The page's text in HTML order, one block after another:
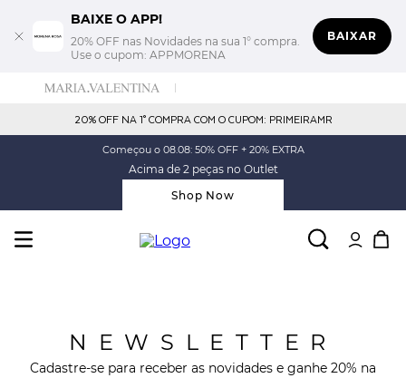
BAIXE O APP!
20% OFF nas Novidades na sua 1° compra.
Use o cupom: APPMORENA
BAIXAR
20% OFF NA 1° COMPRA COM O CUPOM: PRIMEIRAMR
Começou o 08.08: 50% OFF + 20% EXTRA
Acima de 2 peças no Outlet
Shop Now
NEWSLETTER
Cadastre-se para receber as novidades e ganhe 20% na